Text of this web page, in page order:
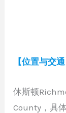
【位置与交通
休斯顿
County，具